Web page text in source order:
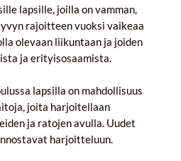
lapsille, joilla on vamman,
rajoitteen vuoksi vaikeaa
olevaan liikuntaan ja joiden
ja erityisosaamista.
lapsilla on mahdollisuus
joita harjoitellaan
ja ratojen avulla. Uudet
harjoitteluun.